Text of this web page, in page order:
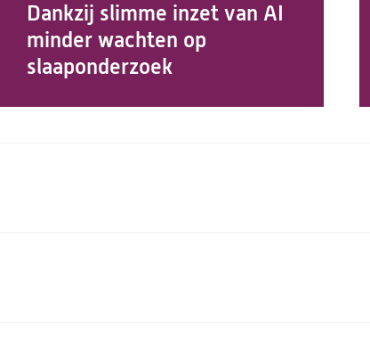
Dankzij slimme inzet van AI
minder wachten op
slaaponderzoek